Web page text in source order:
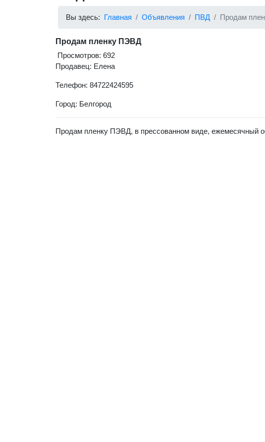
Вы здесь: Главная Объявления ПВД Продам
Продам пленку ПЭВД
Просмотров: 692
Продавец: Елена
Телефон: 84722424595
Город: Белгород
Продам пленку ПЭВД, в прессованном виде, ежемесячный